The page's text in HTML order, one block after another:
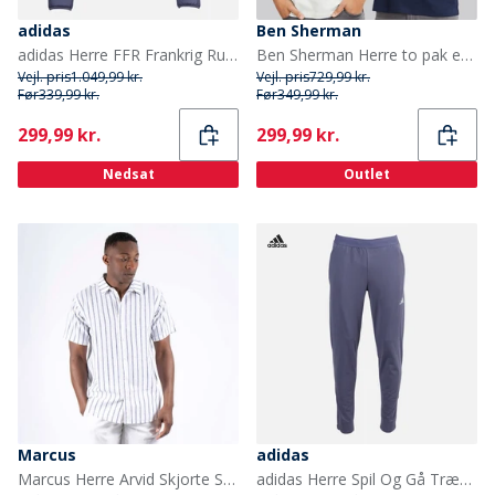
adidas
adidas Herre FFR Frankrig Rugby Vinterjakke Shadow Navy
Vejl. pris1.049,99 kr.
Før339,99 kr.
Current
299,99 kr.
Nedsat
Ben Sherman
Ben Sherman Herre to pak ensfarvede poloskjorter Light Green/Dark Navy
Vejl. pris729,99 kr.
Før349,99 kr.
Current
299,99 kr.
Outlet
Marcus
Marcus Herre Arvid Skjorte Snow White
adidas
adidas Herre Spil Og Gå Trænings 3 Stribede Joggers Shadow Navy